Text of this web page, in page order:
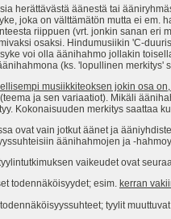
herättävästä äänestä tai
joka on välttämätön mutta ei em.
riippuen (vrt. jonkin sanan eri
osaksi. Hindumusiikin 'C-
voi olla äänihahmo jollakin
(ks. 'lopullinen merkitys'
musiikkiteoksen jokin osa
ja sen variaatiot). Mikäli
Kokonaisuuden merkitys saattaa
ovat vain jotkut äänet ja
äänihahmojen ja -
vaikeudet ovat
todennäköisyydet; esim. kerran
tyylit